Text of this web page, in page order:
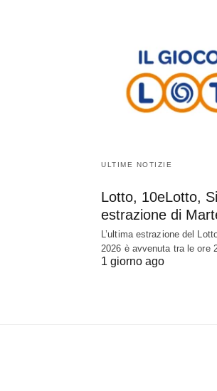
ULTIME NOTIZIE
Lotto, 10eLotto,
estrazione di
L’ultima estrazione del
2026 è avvenuta tra le ore
1 giorno ago